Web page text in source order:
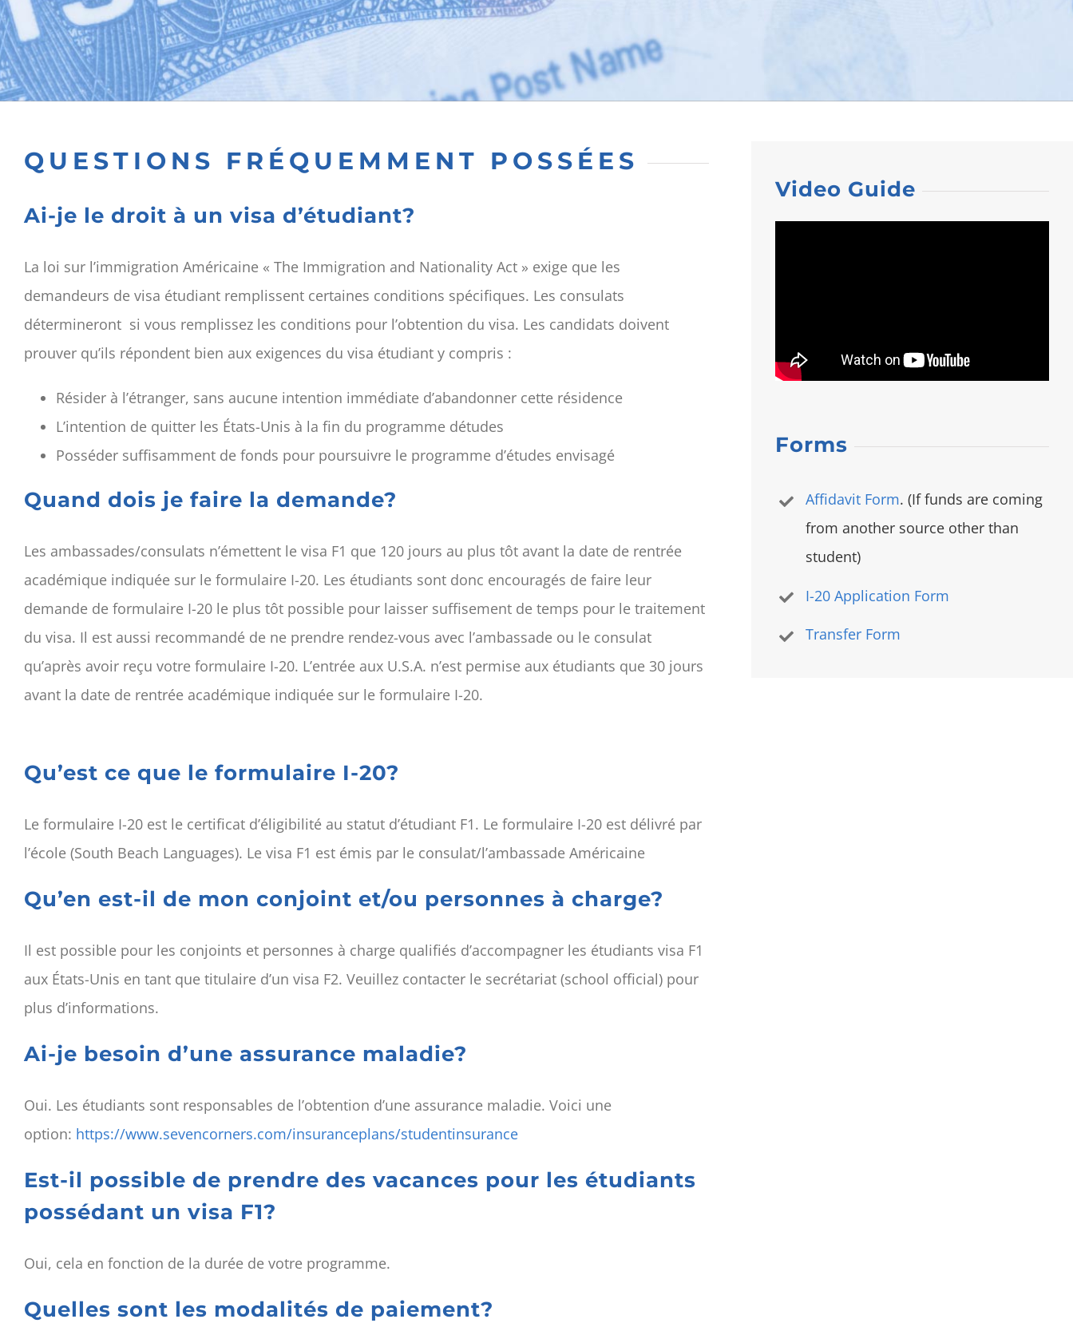
QUESTIONS FRÉQUEMMENT POSSÉES
Ai-je le droit à un visa d’étudiant?
La loi sur l’immigration Américaine « The Immigration and Nationality Act » exige que les
demandeurs de visa étudiant remplissent certaines conditions spécifiques. Les consulats
détermineront si vous remplissez les conditions pour l’obtention du visa. Les candidats doivent
prouver qu’ils répondent bien aux exigences du visa étudiant y compris :
Résider à l’étranger, sans aucune intention immédiate d’abandonner cette résidence
L’intention de quitter les États-Unis à la fin du programme détudes
Posséder suffisamment de fonds pour poursuivre le programme d’études envisagé
Quand dois je faire la demande?
Les ambassades/consulats n’émettent le visa F1 que 120 jours au plus tôt avant la date de rentrée
académique indiquée sur le formulaire I-20. Les étudiants sont donc encouragés de faire leur
demande de formulaire I-20 le plus tôt possible pour laisser suffisement de temps pour le traitement
du visa. Il est aussi recommandé de ne prendre rendez-vous avec l’ambassade ou le consulat
qu’après avoir reçu votre formulaire I-20. L’entrée aux U.S.A. n’est permise aux étudiants que 30 jours
avant la date de rentrée académique indiquée sur le formulaire I-20.
Qu’est ce que le formulaire I-20?
Le formulaire I-20 est le certificat d’éligibilité au statut d’étudiant F1. Le formulaire I-20 est délivré par
l’école (South Beach Languages). Le visa F1 est émis par le consulat/l’ambassade Américaine
Qu’en est-il de mon conjoint et/ou personnes à charge?
Il est possible pour les conjoints et personnes à charge qualifiés d’accompagner les étudiants visa F1
aux États-Unis en tant que titulaire d’un visa F2. Veuillez contacter le secrétariat (school official) pour
plus d’informations.
Ai-je besoin d’une assurance maladie?
Oui. Les étudiants sont responsables de l’obtention d’une assurance maladie. Voici une
option: https://www.sevencorners.com/insuranceplans/studentinsurance
Est-il possible de prendre des vacances pour les étudiants
possédant un visa F1?
Oui, cela en fonction de la durée de votre programme.
Quelles sont les modalités de paiement?
Video Guide
Forms
Affidavit Form. (If funds are coming
from another source other than
student)
I-20 Application Form
Transfer Form